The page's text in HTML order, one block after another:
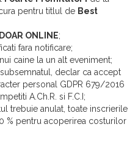
pentru titlul de Best
DOAR ONLINE;
fara notificare;
caine la un alt eveniment;
declar ca accept
personal GDPR 679/2016
A.Ch.R. si F.C.I;
trebuie anulat, toate inscrierile
% pentru acoperirea costurilor